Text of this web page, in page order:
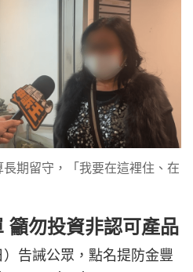
期留守，「我要在這裡住、在
籲勿投資非認可產品
告誡公眾，點名提防金豐